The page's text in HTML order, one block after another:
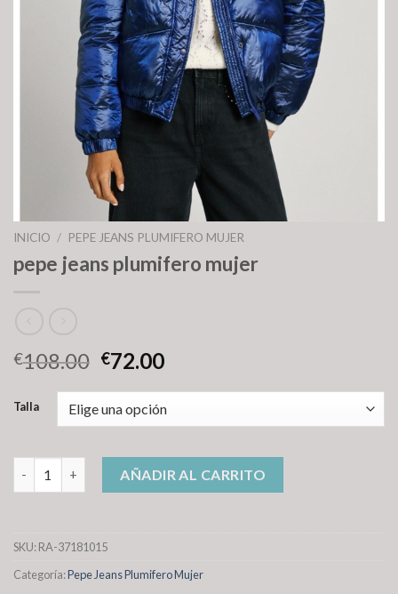
INICIO / PEPE JEANS PLUMIFERO MUJER
pepe jeans plumifero mujer
€108.00 €72.00
Talla
pepe jeans plumifero mujer cantidad
AÑADIR AL CARRITO
SKU:RA-37181015
Categoría:Pepe Jeans Plumifero Mujer